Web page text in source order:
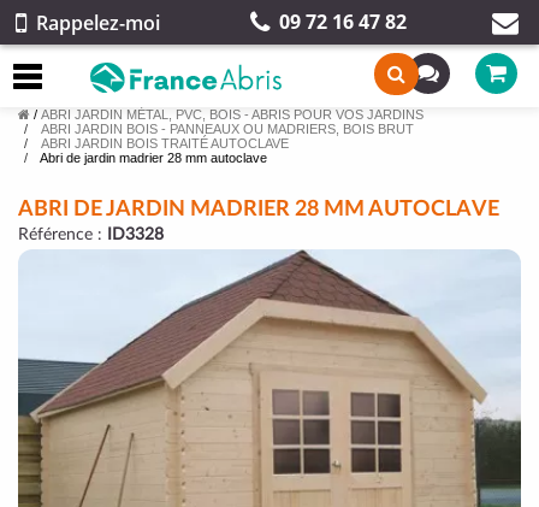
Rappelez-moi 09 72 16 47 82
/ ABRI JARDIN MÉTAL, PVC, BOIS - ABRIS POUR VOS JARDINS
ABRI JARDIN BOIS - PANNEAUX OU MADRIERS, BOIS BRUT
ABRI JARDIN BOIS TRAITÉ AUTOCLAVE
Abri de jardin madrier 28 mm autoclave
ABRI DE JARDIN MADRIER 28 MM AUTOCLAVE
Référence : ID3328